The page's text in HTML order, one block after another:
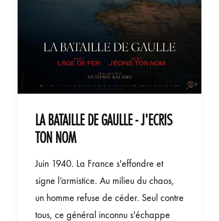
LA BATAILLE DE GAULLE - J'ECRIS
TON NOM
Juin 1940. La France s'effondre et
signe l’armistice. Au milieu du chaos,
un homme refuse de céder. Seul contre
tous, ce général inconnu s'échappe